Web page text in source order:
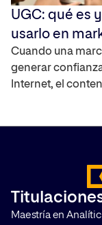
UGC: qué es
usarlo en
Cuando una
generar
Internet, el
ayuda a construir
acelera el
decisiones de
contamos en qué
Maestría en